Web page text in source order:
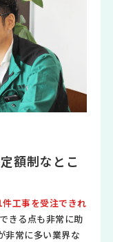
額制なとこ
工事を受注できれ
きる点も非常に助
非常に多い業界な